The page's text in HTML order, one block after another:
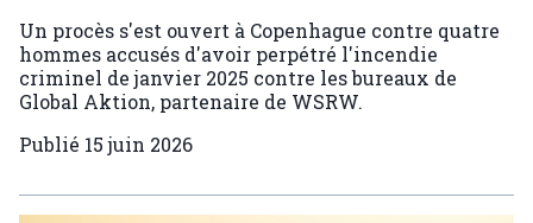
Un procès s'est ouvert à Copenhague contre quatre
hommes accusés d'avoir perpétré l'incendie
criminel de janvier 2025 contre les bureaux de
Global Aktion, partenaire de WSRW.
Publié 15 juin 2026